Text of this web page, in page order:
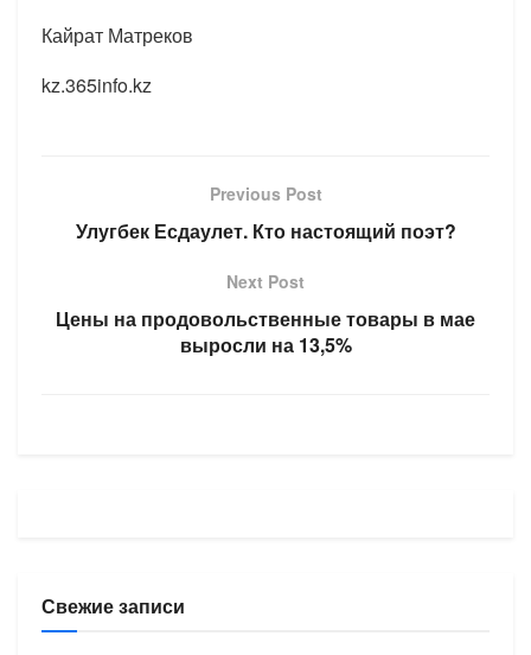
Кайрат Матреков
kz.365info.kz
Previous Post
Улугбек Есдаулет. Кто настоящий поэт?
Next Post
Цены на продовольственные товары в мае
выросли на 13,5%
Свежие записи